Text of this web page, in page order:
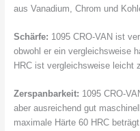
aus Vanadium, Chrom und
Schärfe: 1095 CRO-VAN ist
obwohl er ein vergleichsweise
HRC ist vergleichsweise leicht
Zerspanbarkeit: 1095 CRO-
aber ausreichend gut
maximale Härte 60 HRC